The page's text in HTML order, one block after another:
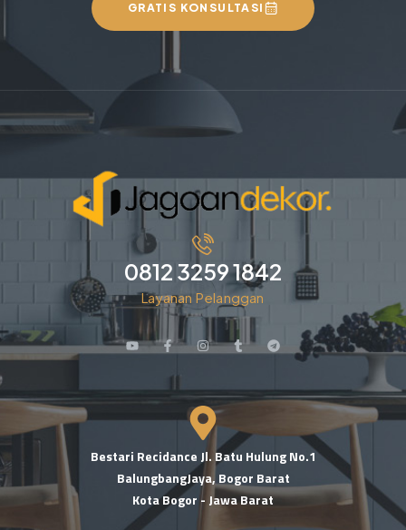
GRATIS KONSULTASI
0812 3259 1842
Layanan Pelanggan
Bestari Recidance Jl. Batu Hulung No.1
BalungbangJaya, Bogor Barat
Kota Bogor - Jawa Barat